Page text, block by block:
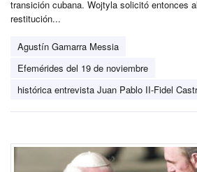
transición cubana. Wojtyla solicitó entonces
restitución...
Agustín Gamarra Messia
Efemérides del 19 de noviembre
histórica entrevista Juan Pablo II-Fidel